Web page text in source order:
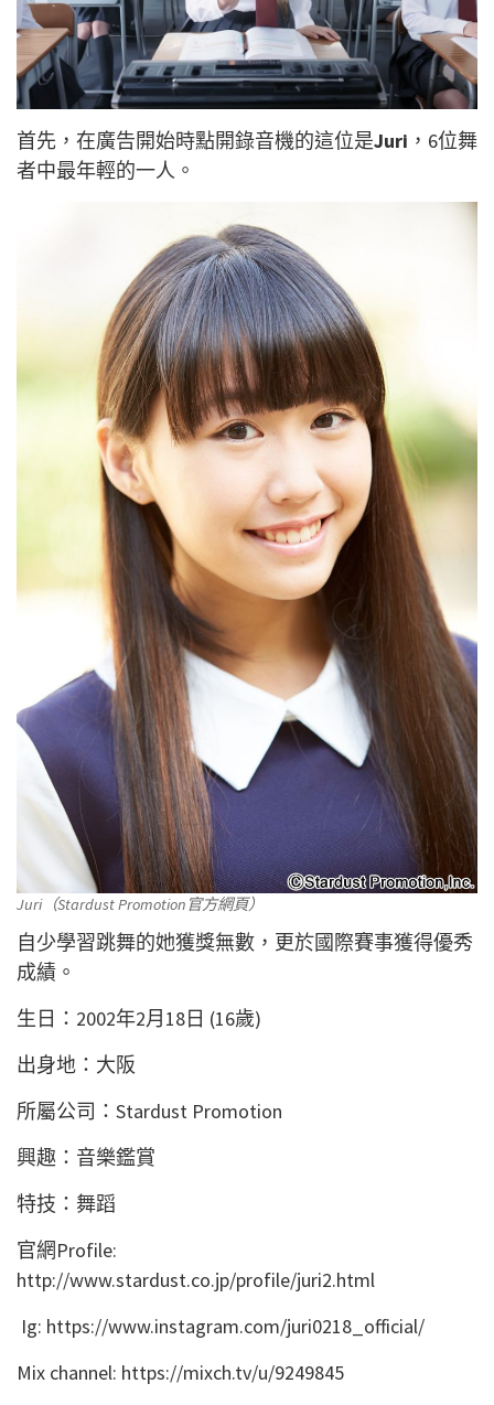
首先，在廣告開始時點開錄音機的這位是Juri ，6位舞
者中最年輕的一人。
Juri（Stardust Promotion官方網頁）
自少學習跳舞的她獲獎無數，更於國際賽事獲得優秀
成績。
生日：2002年2月18日 (16歲)
出身地：大阪
所屬公司：Stardust Promotion
興趣：音樂鑑賞
特技：舞蹈
官網Profile:
http://www.stardust.co.jp/profile/juri2.html
Ig: https://www.instagram.com/juri0218_official/
Mix channel: https://mixch.tv/u/9249845